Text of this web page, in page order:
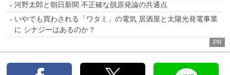
河野太郎と朝日新聞 不正確な脱原発論の共通点
いやでも買わされる「ワタミ」の電気 居酒屋と太陽光発電事業
に シナジーはあるのか？
PR